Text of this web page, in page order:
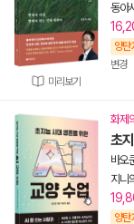
미리보기
동아
양탄
변경
화제
초
바오
지니
양탄